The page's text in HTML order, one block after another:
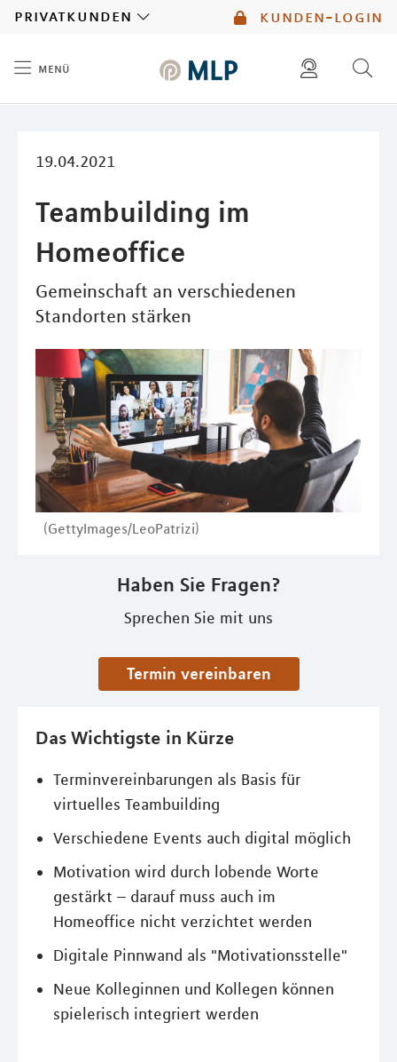
kunden-login
privatkunden
menü
19.04.2021
Teambuilding im
Homeoffice
Gemeinschaft an verschiedenen
Standorten stärken
(GettyImages/LeoPatrizi)
Haben Sie Fragen?
Sprechen Sie mit uns
Termin vereinbaren
Das Wichtigste in Kürze
Terminvereinbarungen als Basis für
virtuelles Teambuilding
Verschiedene Events auch digital möglich
Motivation wird durch lobende Worte
gestärkt – darauf muss auch im
Homeoffice nicht verzichtet werden
Digitale Pinnwand als "Motivationsstelle"
Neue Kolleginnen und Kollegen können
spielerisch integriert werden